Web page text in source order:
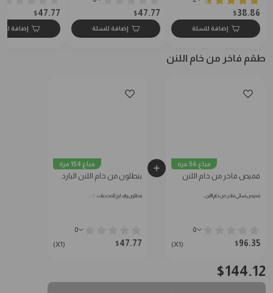
38.86
$
إضافة للسلة
47.77
$
إضافة للسلة
47.77
$
إضافة
طقم فاخر من خام اللنن
مباع 56 مرة
قميص فاخر من خام اللنن
قميص نسائي فاخر من خام اللنن…
0
96.35
$
(X1)
مباع 154 مرة
بنطلون من خام اللنن البارد
بنطلون وايد ليج للمحجبات: ♢…
0
47.77
$
(X1)
144.12
$